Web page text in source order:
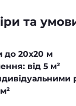
та
до 20х20 м
від 5 м²